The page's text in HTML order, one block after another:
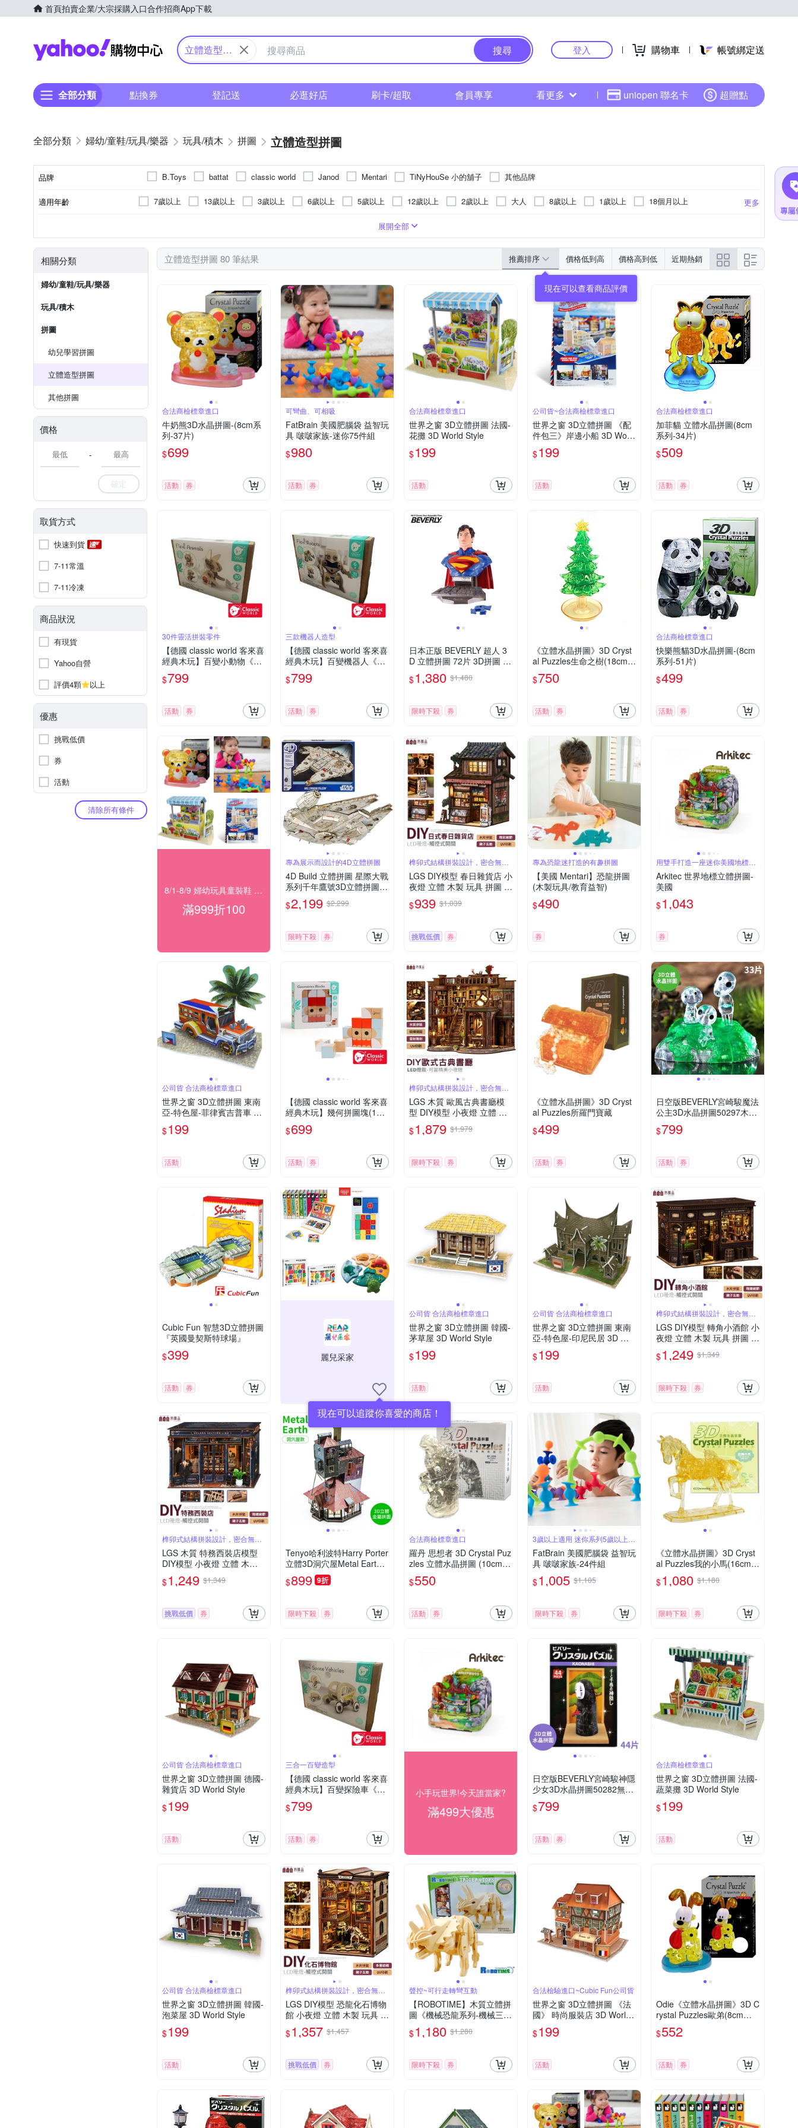
首頁拍賣企業/大宗採購入口合作招商App下載
Yahoo購物中心
立體造型拼
搜尋 登入 購物車 帳號綁定送
全部分類 點換券 登記送 必逛好店 刷卡/超取 會員專享 看更多 uniopen 聯名卡 超贈點
婦幼/童鞋/玩具/樂器 玩具/積木 拼圖 立體造型拼圖
品牌 B.Toys battat classic world Janod Mentari TiNyHouSe 小的舖子 其他品牌
適用年齡 更多
7歲以上 13歲以上 3歲以上 6歲以上 5歲以上 12歲以上 2歲以上 大人 8歲以上 1歲以上
18個月以上
熱門卡通商品
小荳娃娃
展開全部
相關分類
婦幼/童鞋/玩具/樂器
玩具/積木
拼圖
幼兒學習拼圖
立體造型拼圖
其他拼圖
價格
-
確定
取貨方式
快速到貨
7-11常溫
7-11冷凍
商品狀況
有現貨
Yahoo自營
評價4顆
以上
優惠
挑戰低價
券
活動
清除所有條件
立體造型拼圖 80 筆結果 推薦排序 價格低到高 價格高到低 近期熱銷
合法商檢標章進口
牛奶熊3D水晶拼圖-(8cm系
列-37片)
$699
活動 券
可彎曲、可相吸
FatBrain 美國肥腦袋 益智玩
具 啵啵家族-迷你75件組
$980
活動 券
合法商檢標章進口
世界之窗 3D立體拼圖 法國-
花攤 3D World Style
$199
活動
公司貨~合法商檢標章進口
世界之窗 3D立體拼圖 《配
件包三》岸邊小船 3D Worl
d Style
$199
活動
合法商檢標章進口
加菲貓 立體水晶拼圖(8cm
系列-34片)
$509
活動 券
30件靈活拼裝零件
【德國 classic world 客來喜
經典木玩】百變小動物《20
274》
$799
活動 券
三款機器人造型
【德國 classic world 客來喜
經典木玩】百變機器人《20
275》
$799
活動 券
日本正版 BEVERLY 超人 3
D 立體拼圖 72片 3D拼圖 公
仔 模型 正義聯盟 - 484790
$1,380 $1,480
限時下殺 券
《立體水晶拼圖》3D Cryst
al Puzzles生命之樹(18cm系
列/69片)
$750
活動 券
合法商檢標章進口
快樂熊貓3D水晶拼圖-(8cm
系列-51片)
$499
活動 券
8/1-8/9 婦幼玩具童裝鞋 指定品滿999折100
滿999折100
專為展示而設計的4D立體拼圖
4D Build 立體拼圖 星際大戰
系列千年鷹號3D立體拼圖模
型組 星戰粉必備！DIY組裝
千年鷹紙模型 細節逼真 無
$2,199 $2,299
限時下殺 券
榫卯式結構拼裝設計，密合無縫
隙
LGS DIY模型 春日雜貨店 小
夜燈 立體 木製 玩具 拼圖 拼
裝 夜燈 益智 禮物 3D 生日
禮物
$939 $1,039
挑戰低價 券
專為恐龍迷打造的有趣拼圖
【美國 Mentari】恐龍拼圖
(木製玩具/教育益智)
$490
券
用雙手打造一座迷你美國地標世
界
Arkitec 世界地標立體拼圖-
美國
$1,043
券
公司貨 合法商檢標章進口
世界之窗 3D立體拼圖 東南
亞-特色屋-菲律賓吉普車 3D
World Style
$199
活動
【德國 classic world 客來喜
經典木玩】幾何拼圖塊(16p
cs)《20167》
$699
活動 券
榫卯式結構拼裝設計，密合無縫
隙
LGS 木質 歐風古典書廳模
型 DIY模型 小夜燈 立體 木
製 玩具 拼圖 拼裝 夜燈 益智
禮物 3D 生日禮物
$1,879 $1,979
限時下殺 券
《立體水晶拼圖》3D Cryst
al Puzzles所羅門寶藏
$499
活動 券
日空版BEVERLY宮崎駿魔法
公主3D水晶拼圖50297木靈
們(33片;頭可動)もののけ姫
パズル擺飾吉卜力puzzle模
$799
活動 券
Cubic Fun 智慧3D立體拼圖
『英國曼契斯特球場』
$399
活動 券
麗兒采家
現在可以追蹤你喜愛的商店！
公司貨 合法商檢標章進口
世界之窗 3D立體拼圖 韓國-
茅草屋 3D World Style
$199
活動
公司貨 合法商檢標章進口
世界之窗 3D立體拼圖 東南
亞-特色屋-印尼民居 3D Wor
ld Style
$199
活動
榫卯式結構拼裝設計，密合無縫
隙
LGS DIY模型 轉角小酒館 小
夜燈 立體 木製 玩具 拼圖 拼
裝 夜燈 益智 禮物 3D 生日
禮物
$1,249 $1,349
限時下殺 券
榫卯式結構拼裝設計，密合無縫
隙
LGS 木質 特務西裝店模型
DIY模型 小夜燈 立體 木製
玩具 拼圖 拼裝 夜燈 益智 禮
物 3D 生日禮物
$1,249 $1,349
挑戰低價 券
Tenyo哈利波特Harry Porter
立體3D洞穴屋Metal Earth
金屬拼圖B-MN-003C衛斯理
The Burrow(47片裝)免塗裝
$899 9折
限時下殺 券
合法商檢標章進口
羅丹 思想者 3D Crystal Puz
zles 立體水晶拼圖 (10cm系
列-43片)
$550
活動 券
3歲以上適用 迷你系列5歲以上適
用
FatBrain 美國肥腦袋 益智玩
具 啵啵家族-24件組
$1,005 $1,105
限時下殺 券
《立體水晶拼圖》3D Cryst
al Puzzles我的小馬(16cm系
列)
$1,080 $1,180
限時下殺 券
公司貨 合法商檢標章進口
世界之窗 3D立體拼圖 德國-
雜貨店 3D World Style
$199
活動
三合一百變造型
【德國 classic world 客來喜
經典木玩】百變探險車《20
276》
$799
活動 券
小手玩世界!今天誰當家?
滿499大優惠
日空版BEVERLY宮崎駿神隱
少女3D水晶拼圖50282無臉
男(44片;拿藥牌場景)千と千
尋の神隠し吉卜力パズル療
$799
活動 券
合法商檢標章進口
世界之窗 3D立體拼圖 法國-
蔬菜攤 3D World Style
$199
活動
公司貨 合法商檢標章進口
世界之窗 3D立體拼圖 韓國-
泡菜屋 3D World Style
$199
活動
榫卯式結構拼裝設計，密合無縫
隙
LGS DIY模型 恐龍化石博物
館 小夜燈 立體 木製 玩具 拼
圖 拼裝 夜燈 益智 禮物 3D
生日禮物
$1,357 $1,457
挑戰低價 券
聲控~可行走轉彎互動
【ROBOTIME】木質立體拼
圖《機械恐龍系列-機械三角
龍》科技版
$1,180 $1,280
限時下殺 券
合法檢驗進口~Cubic Fun公司貨
世界之窗 3D立體拼圖 《法
國》 時尚服裝店 3D World
Style
$199
活動
Odie《立體水晶拼圖》3D C
rystal Puzzles歐弟(8cm系
列/40片)
$552
活動 券